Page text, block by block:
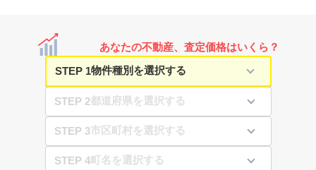
あなたの不動産、査定価格はいくら？
STEP 1
STEP 2
STEP 3
STEP 4